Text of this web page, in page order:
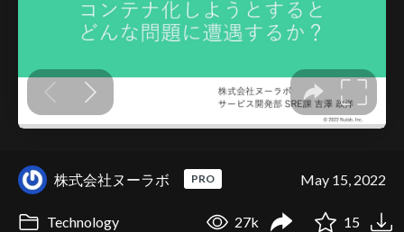
株式会社ヌーラボ PRO May 15, 2022
Technology 27k 15